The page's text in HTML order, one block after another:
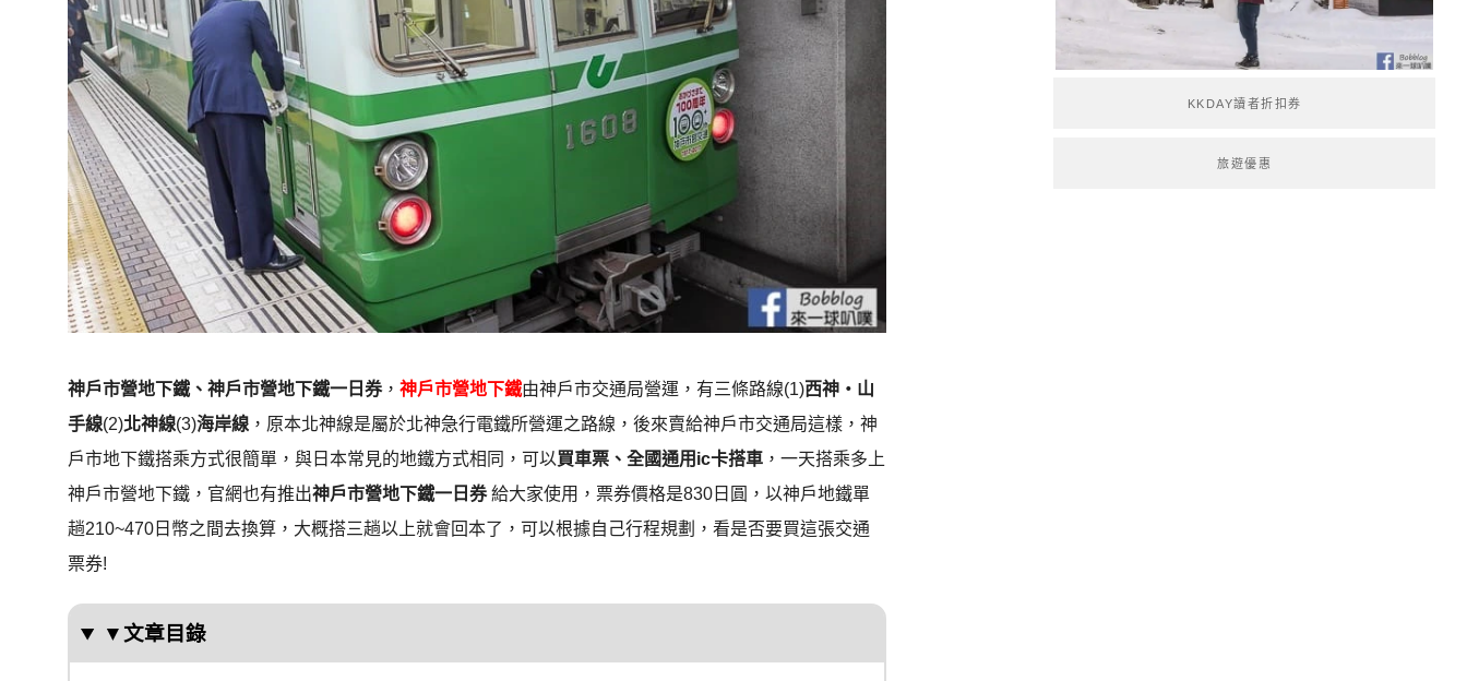
神戶市營地下鐵、神戶市營地下鐵一日券， 神戶市營地下鐵由神戶市交通局營運，有三條路線(1)西神・山
手線(2)北神線(3)海岸線 ，原本北神線是屬於北神急行電鐵所營運之路線，後來賣給神戶市交通局這樣，神
戶市地下鐵搭乘方式很簡單，與日本常見的地鐵方式相同，可以買車票、全國通用ic卡搭車 ，一天搭乘多上
神戶市營地下鐵，官網也有推出神戶市營地下鐵一日券給大家使用，票券價格是830日圓，以神戶地鐵單
趟210~470日幣之間去換算，大概搭三趟以上就會回本了，可以根據自己行程規劃，看是否要買這張交通
票券!
▼文章目錄
KKDAY讀者折扣券
旅遊優惠